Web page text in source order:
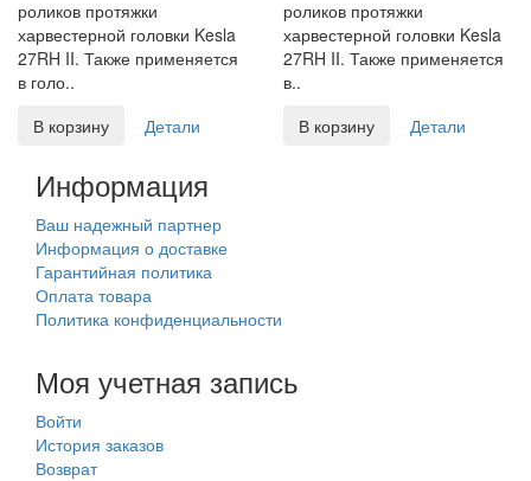
роликов протяжки
харвестерной головки Kesla
27RH II. Также применяется
в голо..
В корзину
Детали
роликов протяжки
харвестерной головки Kesla
27RH II. Также применяется
в..
В корзину
Детали
Информация
Ваш надежный партнер
Информация о доставке
Гарантийная политика
Оплата товара
Политика конфиденциальности
Моя учетная запись
Войти
История заказов
Возврат